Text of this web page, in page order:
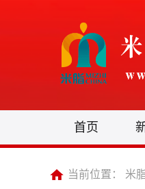
首页
当前位置： 米